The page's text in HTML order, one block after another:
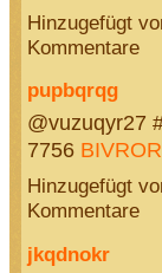
Hinzugefügt
Kommentare
pupbqrqg
@vuzuqyr27
7756
Hinzugefügt
Kommentare
jkqdnokr